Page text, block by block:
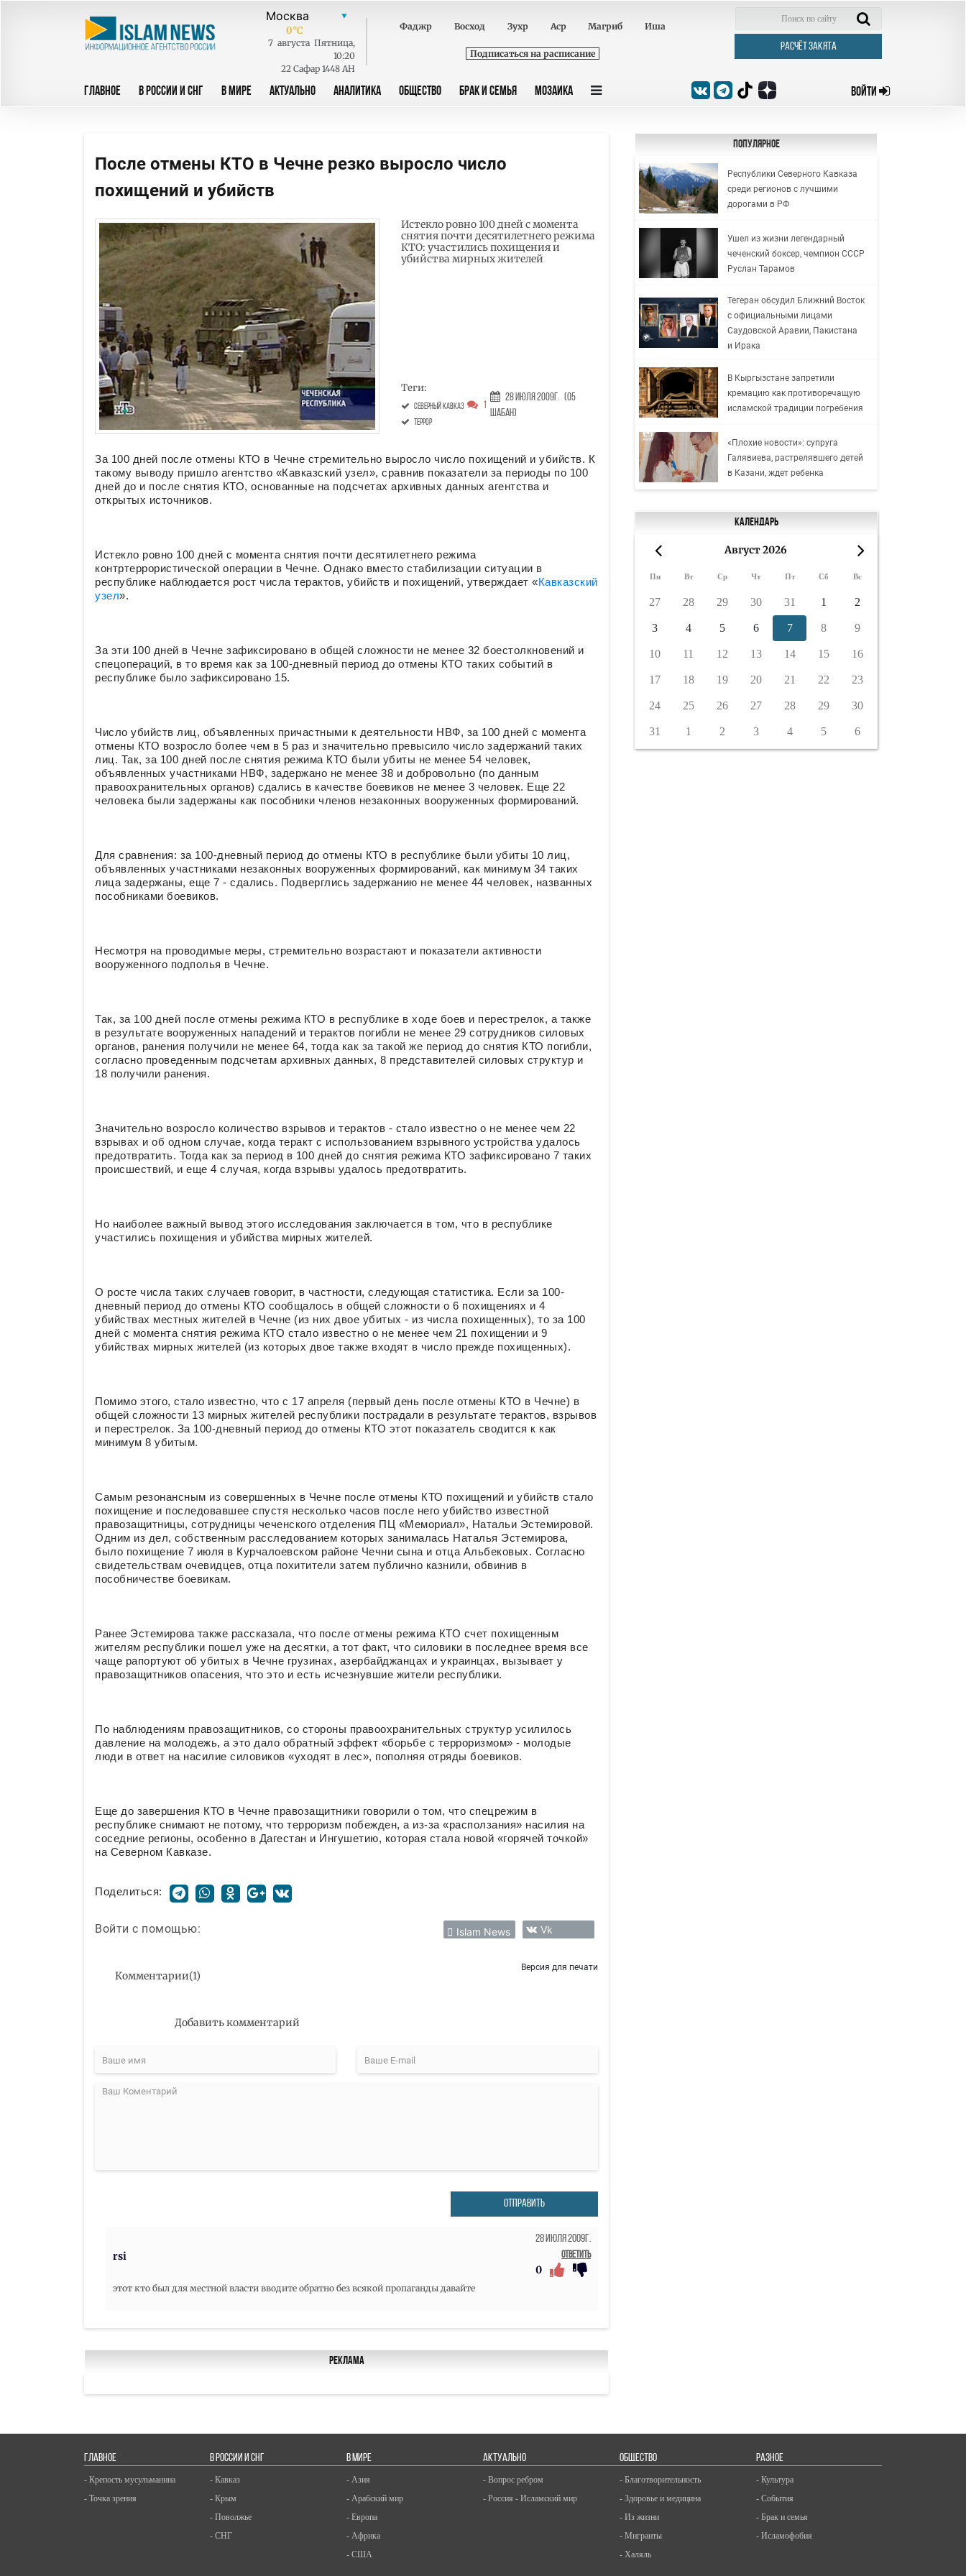
0°C
7 августа Пятница,
10:20
22 Сафар 1448 AH
Фаджр Восход Зухр Аср Магриб Иша
Подписаться на расписание
РАСЧЁТ ЗАКЯТА
ГЛАВНОЕ В РОССИИ И СНГ В МИРЕ АКТУАЛЬНО АНАЛИТИКА ОБЩЕСТВО БРАК И СЕМЬЯ МОЗАИКА ВОЙТИ
После отмены КТО в Чечне резко выросло число
похищений и убийств
Истекло ровно 100 дней с момента
снятия почти десятилетнего режима
КТО: участились похищения и
убийства мирных жителей
Теги:
Северный Кавказ
террор
1
28 Июля 2009г. (05
Шабан)
За 100 дней после отмены КТО в Чечне стремительно выросло число похищений и убийств. К
такому выводу пришло агентство «Кавказский узел», сравнив показатели за периоды по 100
дней до и после снятия КТО, основанные на подсчетах архивных данных агентства и
открытых источников.
Истекло ровно 100 дней с момента снятия почти десятилетнего режима
контртеррористической операции в Чечне. Однако вместо стабилизации ситуации в
республике наблюдается рост числа терактов, убийств и похищений, утверждает «Кавказский
узел».
За эти 100 дней в Чечне зафиксировано в общей сложности не менее 32 боестолкновений и
спецопераций, в то время как за 100-дневный период до отмены КТО таких событий в
республике было зафиксировано 15.
Число убийств лиц, объявленных причастными к деятельности НВФ, за 100 дней с момента
отмены КТО возросло более чем в 5 раз и значительно превысило число задержаний таких
лиц. Так, за 100 дней после снятия режима КТО были убиты не менее 54 человек,
объявленных участниками НВФ, задержано не менее 38 и добровольно (по данным
правоохранительных органов) сдались в качестве боевиков не менее 3 человек. Еще 22
человека были задержаны как пособники членов незаконных вооруженных формирований.
Для сравнения: за 100-дневный период до отмены КТО в республике были убиты 10 лиц,
объявленных участниками незаконных вооруженных формирований, как минимум 34 таких
лица задержаны, еще 7 - сдались. Подверглись задержанию не менее 44 человек, названных
пособниками боевиков.
Несмотря на проводимые меры, стремительно возрастают и показатели активности
вооруженного подполья в Чечне.
Так, за 100 дней после отмены режима КТО в республике в ходе боев и перестрелок, а также
в результате вооруженных нападений и терактов погибли не менее 29 сотрудников силовых
органов, ранения получили не менее 64, тогда как за такой же период до снятия КТО погибли,
согласно проведенным подсчетам архивных данных, 8 представителей силовых структур и
18 получили ранения.
Значительно возросло количество взрывов и терактов - стало известно о не менее чем 22
взрывах и об одном случае, когда теракт с использованием взрывного устройства удалось
предотвратить. Тогда как за период в 100 дней до снятия режима КТО зафиксировано 7 таких
происшествий, и еще 4 случая, когда взрывы удалось предотвратить.
Но наиболее важный вывод этого исследования заключается в том, что в республике
участились похищения и убийства мирных жителей.
О росте числа таких случаев говорит, в частности, следующая статистика. Если за 100-
дневный период до отмены КТО сообщалось в общей сложности о 6 похищениях и 4
убийствах местных жителей в Чечне (из них двое убитых - из числа похищенных), то за 100
дней с момента снятия режима КТО стало известно о не менее чем 21 похищении и 9
убийствах мирных жителей (из которых двое также входят в число прежде похищенных).
Помимо этого, стало известно, что с 17 апреля (первый день после отмены КТО в Чечне) в
общей сложности 13 мирных жителей республики пострадали в результате терактов, взрывов
и перестрелок. За 100-дневный период до отмены КТО этот показатель сводится к как
минимум 8 убитым.
Самым резонансным из совершенных в Чечне после отмены КТО похищений и убийств стало
похищение и последовавшее спустя несколько часов после него убийство известной
правозащитницы, сотрудницы чеченского отделения ПЦ «Мемориал», Натальи Эстемировой.
Одним из дел, собственным расследованием которых занималась Наталья Эстемирова,
было похищение 7 июля в Курчалоевском районе Чечни сына и отца Альбековых. Согласно
свидетельствам очевидцев, отца похитители затем публично казнили, обвинив в
пособничестве боевикам.
Ранее Эстемирова также рассказала, что после отмены режима КТО счет похищенным
жителям республики пошел уже на десятки, а тот факт, что силовики в последнее время все
чаще рапортуют об убитых в Чечне грузинах, азербайджанцах и украинцах, вызывает у
правозащитников опасения, что это и есть исчезнувшие жители республики.
По наблюдениям правозащитников, со стороны правоохранительных структур усилилось
давление на молодежь, а это дало обратный эффект «борьбе с терроризмом» - молодые
люди в ответ на насилие силовиков «уходят в лес», пополняя отряды боевиков.
Еще до завершения КТО в Чечне правозащитники говорили о том, что спецрежим в
республике снимают не потому, что терроризм побежден, а из-за «расползания» насилия на
соседние регионы, особенно в Дагестан и Ингушетию, которая стала новой «горячей точкой»
на Северном Кавказе.
Поделиться:
Войти с помощью: Islam News Vk
Комментарии(1)
Версия для печати
Добавить комментарий
ОТПРАВИТЬ
rsi
28 Июля 2009г.
Ответить
0
этот кто был для местной власти вводите обратно без всякой пропаганды давайте
Реклама
Популярное
Республики Северного Кавказа
среди регионов с лучшими
дорогами в РФ
Ушел из жизни легендарный
чеченский боксер, чемпион СССР
Руслан Тарамов
Тегеран обсудил Ближний Восток
с официальными лицами
Саудовской Аравии, Пакистана
и Ирака
В Кыргызстане запретили
кремацию как противоречащую
исламской традиции погребения
«Плохие новости»: супруга
Галявиева, растрелявшего детей
в Казани, ждет ребенка
Календарь
Август 2026
Пн Вт Ср Чт Пт Сб Вс
27 28 29 30 31 1 2
3 4 5 6 7 8 9
10 11 12 13 14 15 16
17 18 19 20 21 22 23
24 25 26 27 28 29 30
31 1 2 3 4 5 6
ГЛАВНОЕ
- Крепость мусульманина
- Точка зрения
В РОССИИ И СНГ
- Кавказ
- Крым
- Поволжье
- СНГ
В МИРЕ
- Азия
- Арабский мир
- Европа
- Африка
- США
АКТУАЛЬНО
- Вопрос ребром
- Россия - Исламский мир
ОБЩЕСТВО
- Благотворительность
- Здоровье и медицина
- Из жизни
- Мигранты
- Халяль
РАЗНОЕ
- Культура
- События
- Брак и семья
- Исламофобия